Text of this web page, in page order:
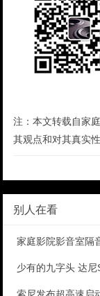
注：本文转载自家
其观点和对其真实
别人在看
家庭影院影音室隔
少有的九字头 达